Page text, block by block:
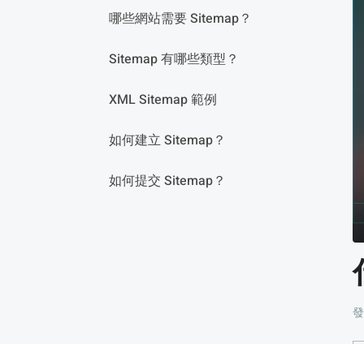
哪些網站需要 Sitemap？
Sitemap 有哪些類型？
XML Sitemap 範例
如何建立 Sitemap？
如何提交 Sitemap？